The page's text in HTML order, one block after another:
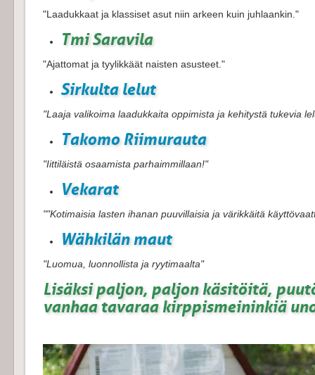
"Laadukkaat ja klassiset asut niin arkeen kuin juhlaankin."
Tmi Saravila
"Ajattomat ja tyylikkäät naisten asusteet."
Sirkulta lelut
"Laaja valikoima laadukkaita oppimista ja kehitystä tukevia
Takomo Riimurauta
"Iittiläistä osaamista parhaimmillaan!"
Vekarat
""Kotimaisia lasten ihanan puuvillaisia ja värikkäitä
Wähkilän maut
"Luomua, luonnollista ja ryytimaalta"
Lisäksi paljon, paljon käsitöitä,
vanhaa tavaraa kirppismeininkiä